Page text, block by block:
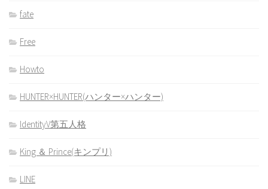
fate
Free
Howto
HUNTER×HUNTER(ハンター×ハンター)
IdentityV第五人格
King ＆ Prince(キンプリ)
LINE